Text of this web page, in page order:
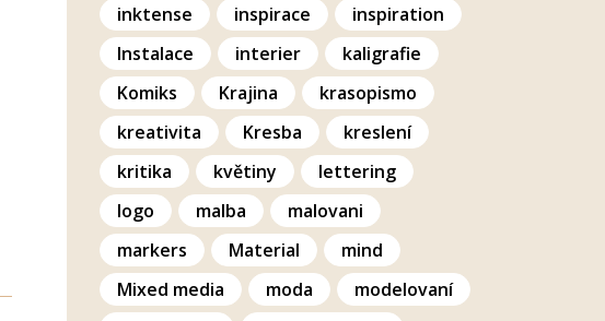
inktense
inspirace
inspiration
Instalace
interier
kaligrafie
Komiks
Krajina
krasopismo
kreativita
Kresba
kreslení
kritika
květiny
lettering
logo
malba
malovani
markers
Material
mind
Mixed media
moda
modelovaní